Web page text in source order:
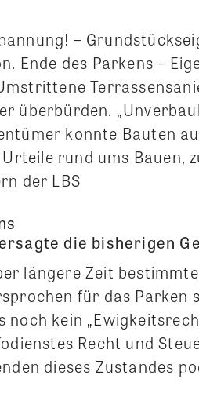
–
Ende des Parkens –
überbürden.
konnte Bauten
rund ums Bauen,
der LBS
die bisherigen
längere Zeit
für das Parken
kein
Recht und
dieses Zustandes